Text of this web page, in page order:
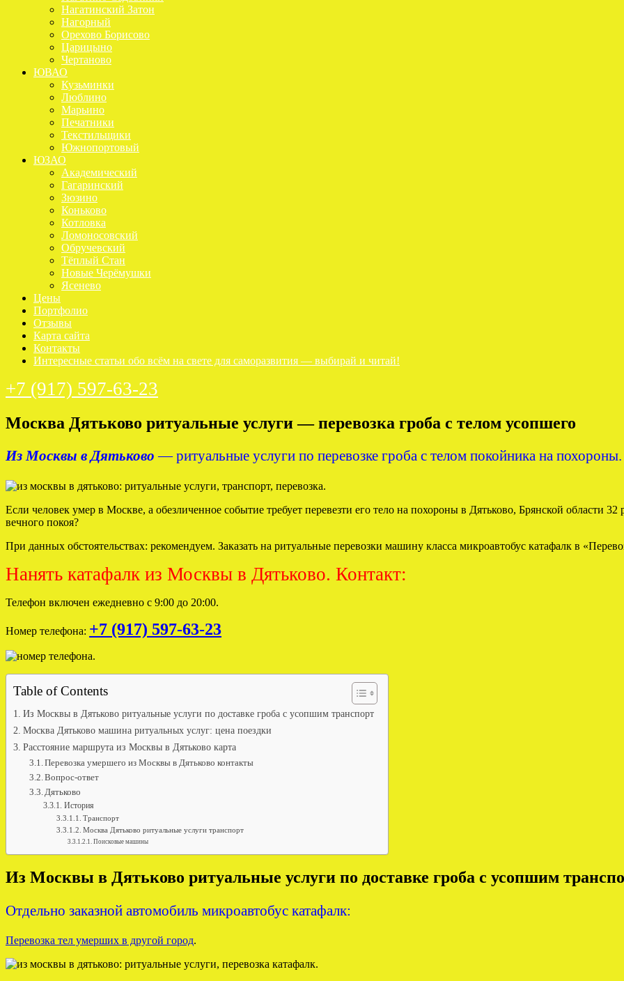
Нагатинский Затон
Нагорный
Орехово Борисово
Царицыно
Чертаново
ЮВАО
Кузьминки
Люблино
Марьино
Печатники
Текстильщики
Южнопортовый
ЮЗАО
Академический
Гагаринский
Зюзино
Коньково
Котловка
Ломоносовский
Обручевский
Тёплый Стан
Новые Черёмушки
Ясенево
Цены
Портфолио
Отзывы
Карта сайта
Контакты
Интересные статьи обо всём на свете для саморазвития — выбирай и читай!
+7 (917) 597-63-23
Москва Дятьково ритуальные услуги — перевозка гроба с телом усопшего
Из Москвы в Дятьково — ритуальные услуги по перевозке гроба с телом покойника на похороны.
Если человек умер в Москве, а обезличенное событие требует перевезти его тело на похороны в Дятьково, Брянской области
вечного покоя?
При данных обстоятельствах: рекомендуем. Заказать на ритуальные перевозки машину класса микроавтобус катафалк в
Нанять катафалк из Москвы в Дятьково. Контакт:
Телефон включен ежедневно с 9:00 до 20:00.
Номер телефона: +7 (917) 597-63-23
Table of Contents
Из Москвы в Дятьково ритуальные услуги по доставке гроба с усопшим транспорт
Москва Дятьково машина ритуальных услуг: цена поездки
Расстояние маршрута из Москвы в Дятьково карта
Перевозка умершего из Москвы в Дятьково контакты
Вопрос-ответ
Дятьково
История
Транспорт
Москва Дятьково ритуальные услуги транспорт
Поисковые машины
Из Москвы в Дятьково ритуальные услуги по доставке гроба с усопшим
Отдельно заказной автомобиль микроавтобус катафалк:
Перевозка тел умерших в другой город.